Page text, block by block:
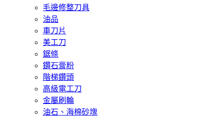
毛邊修整刀具
油品
車刀片
美工刀
鋸條
鑽石膏粉
階梯鑽頭
高級電工刀
金屬刷輪
油石、海棉砂塊